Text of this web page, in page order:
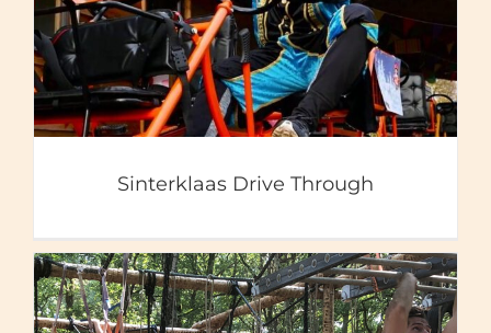
Sinterklaas Drive Through
Sinterklaas Drive Through